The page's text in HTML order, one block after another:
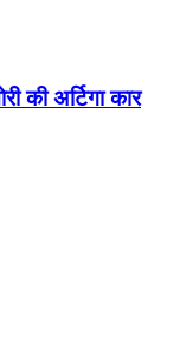
की अर्टिगा कार